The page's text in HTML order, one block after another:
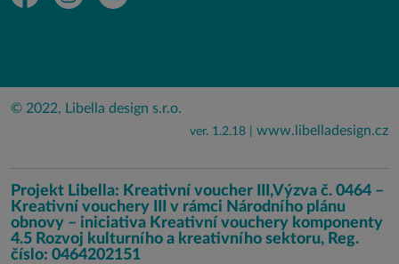
© 2022, Libella design s.r.o.
ver. 1.2.18 | www.libelladesign.cz
Projekt Libella: Kreativní voucher III,Výzva č. 0464 –
Kreativní vouchery III v rámci Národního plánu
obnovy – iniciativa Kreativní vouchery komponenty
4.5 Rozvoj kulturního a kreativního sektoru, Reg.
číslo: 0464202151